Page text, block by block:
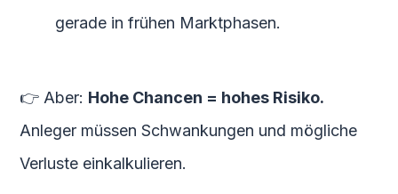
gerade in frühen Marktphasen.
👉 Aber: Hohe Chancen = hohes Risiko.
Anleger müssen Schwankungen und mögliche
Verluste einkalkulieren.